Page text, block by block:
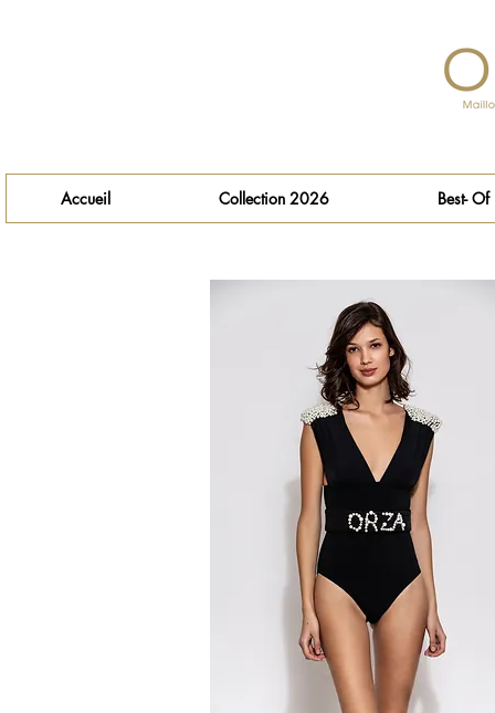
Accueil Collection 2026 Best- Of